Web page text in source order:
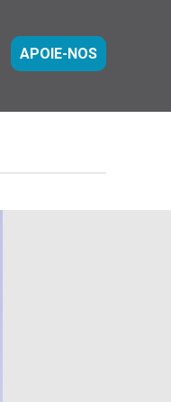
APOIE-NOS